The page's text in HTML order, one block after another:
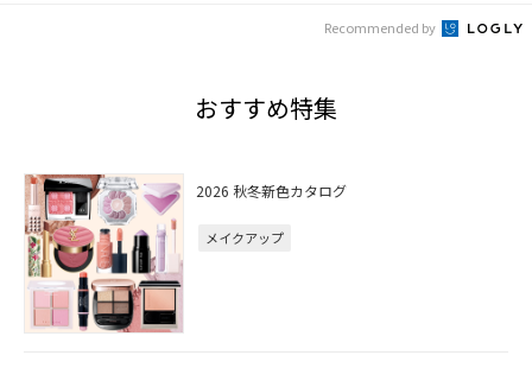
Recommended by
おすすめ特集
2026 秋冬新色カタログ
メイクアップ